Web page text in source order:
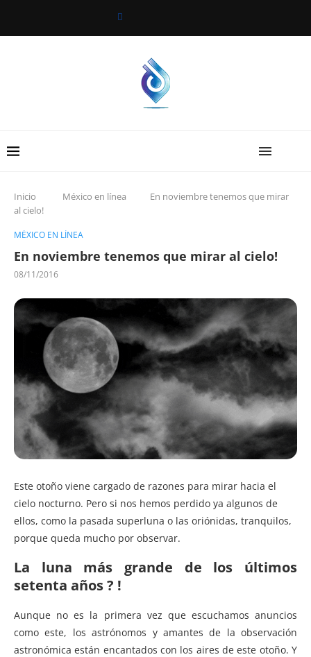
Inicio México en línea
En noviembre tenemos que mirar
al cielo!
MÉXICO EN LÍNEA
En noviembre tenemos que mirar al cielo!
08/11/2016
Este otoño viene cargado de razones para mirar hacia el
cielo nocturno. Pero si nos hemos perdido ya algunos de
ellos, como la pasada superluna o las oriónidas, tranquilos,
porque queda mucho por observar.
La luna más grande de los últimos
setenta años ? !
Aunque no es la primera vez que escuchamos anuncios
como este, los astrónomos y amantes de la observación
astronómica están encantados con los aires de este otoño. Y